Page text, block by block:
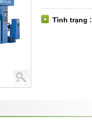
Tình trạng